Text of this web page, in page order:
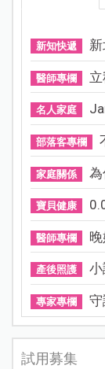
新知快遞
醫師專欄
名人家庭
部落客專欄
家庭關係
寶貝健康
醫師專欄
產後照護
專家專欄
試用募集